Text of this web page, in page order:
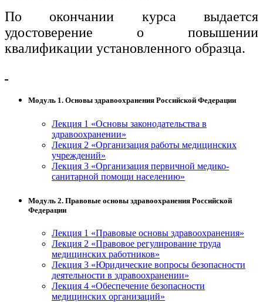
По окончании курса выдается
удостоверение о повышении
квалификации установленного образца.
Модуль 1. Основы здравоохранения Российской Федерации
Лекция 1 «Основы законодательства в
здравоохранении»
Лекция 2 «Организация работы медицинских
учреждений»
Лекция 3 «Организация первичной медико-
санитарной помощи населению»
Модуль 2. Правовые основы здравоохранения Российской
Федерации
Лекция 1 «Правовые основы здравоохранения»
Лекция 2 «Правовое регулирование труда
медицинских работников»
Лекция 3 «Юридические вопросы безопасности
деятельности в здравоохранении»
Лекция 4 «Обеспечение безопасности
медицинских организаций»